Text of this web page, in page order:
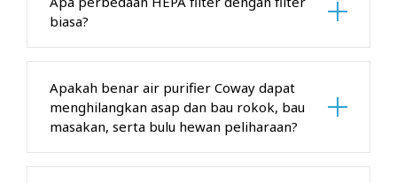
biasa?
Apakah benar air purifier Coway dapat
menghilangkan asap dan bau rokok, bau
masakan, serta bulu hewan peliharaan?